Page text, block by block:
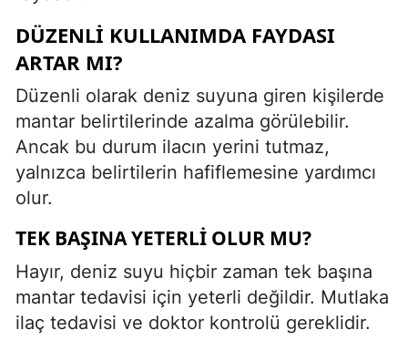
DÜZENLI KULLANIMDA FAYDASI
ARTAR MI?
Düzenli olarak deniz suyuna giren kişilerde
mantar belirtilerinde azalma görülebilir.
Ancak bu durum ilacın yerini tutmaz,
yalnızca belirtilerin hafiflemesine yardımcı
olur.
TEK BAŞINA YETERLI OLUR MU?
Hayır, deniz suyu hiçbir zaman tek başına
mantar tedavisi için yeterli değildir. Mutlaka
ilaç tedavisi ve doktor kontrolü gereklidir.